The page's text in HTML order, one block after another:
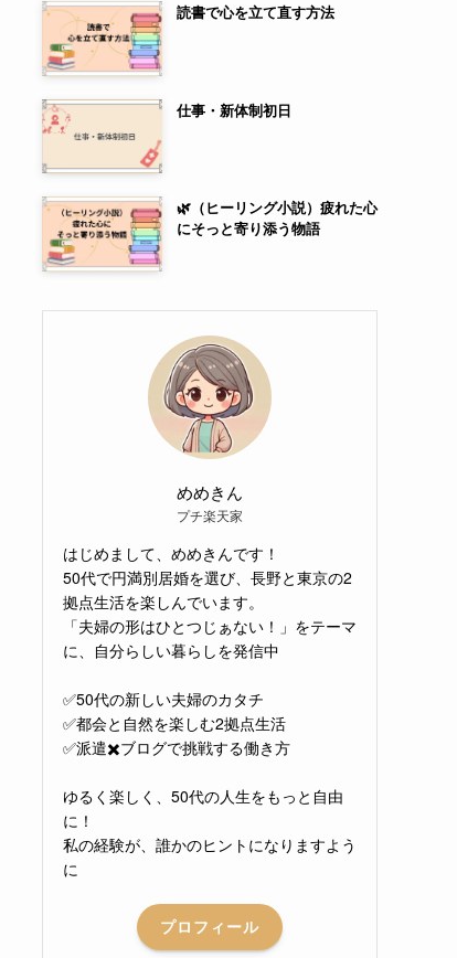
読書で心を立て直す方法
仕事・新体制初日
🌿（ヒーリング小説）疲れた心
にそっと寄り添う物語
めめきん
プチ楽天家
はじめまして、めめきんです！
50代で円満別居婚を選び、長野と東京の2
拠点生活を楽しんでいます。
「夫婦の形はひとつじぁない！」をテーマ
に、自分らしい暮らしを発信中
✅50代の新しい夫婦のカタチ
✅都会と自然を楽しむ2拠点生活
✅派遣✖️ブログで挑戦する働き方
ゆるく楽しく、50代の人生をもっと自由
に！
私の経験が、誰かのヒントになりますよう
に
プロフィール